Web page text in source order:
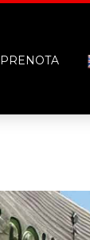
PRENOTA